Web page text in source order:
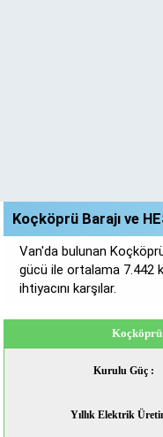
Koçköprü Barajı ve
Van'da bulunan
gücü ile ortalama 7.442
ihtiyacını karşılar.
Kurulu Güç :
Yıllık Elektrik